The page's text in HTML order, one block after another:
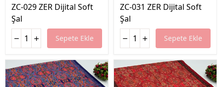
ZC-029 ZER Dijital Soft
Şal
Sepete Ekle
ZC-031 ZER Dijital Soft
Şal
Sepete Ekle